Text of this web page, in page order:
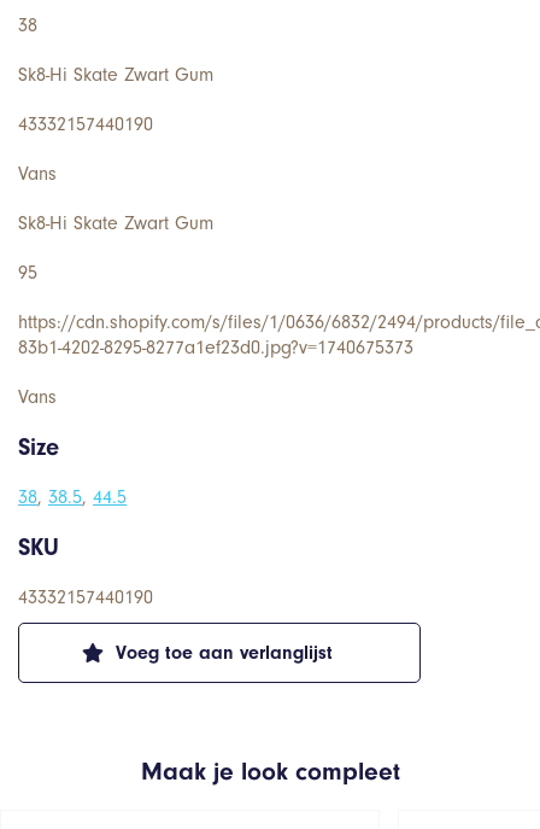
Voeg toe aan verlanglijst
38
Sk8-Hi Skate Zwart Gum
43332157440190
Vans
Sk8-Hi Skate Zwart Gum
95
https://cdn.shopify.com/s/files/1/0636/6832/2494/products/
83b1-4202-8295-8277a1ef23d0.jpg?v=1740675373
Vans
Size
38, 38.5, 44.5
SKU
43332157440190
Maak je look compleet